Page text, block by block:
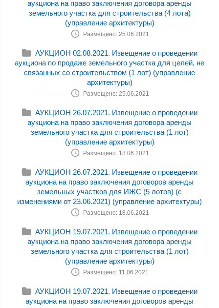
аукциона на право заключения договора аренды
земельного участка для строительства (4 лота)
(управление архитектуры)
Размещено: 25.06.2021
АУКЦИОН 02.08.2021. Извещение о проведении
аукциона по продаже земельного участка для целей, не
связанных со строительством (1 лот) (управление
архитектуры)
Размещено: 25.06.2021
АУКЦИОН 26.07.2021. Извещение о проведении
аукциона на право заключения договора аренды
земельного участка для строительства (1 лот)
(управление архитектуры)
Размещено: 18.06.2021
АУКЦИОН 26.07.2021. Извещение о проведении
аукциона на право заключения договоров аренды
земельных участков для ИЖС (5 лотов) (с
изменениями от 23.06.2021) (управление архитектуры)
Размещено: 18.06.2021
АУКЦИОН 19.07.2021. Извещение о проведении
аукциона на право заключения договора аренды
земельного участка для строительства (1 лот)
(управление архитектуры)
Размещено: 11.06.2021
АУКЦИОН 19.07.2021. Извещение о проведении
аукциона на право заключения договоров аренды